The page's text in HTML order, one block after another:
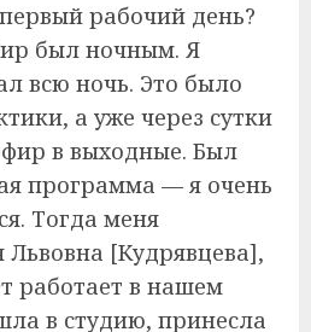
рабочий день?
был ночным. Я
всю ночь. Это было
а уже через сутки
в выходные. Был
программа — я очень
Тогда меня
[Кудрявцева],
работает в нашем
в студию, принесла